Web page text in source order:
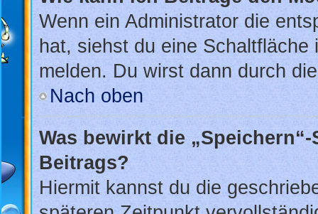
Wenn ein Administrator die
hat, siehst du eine
melden. Du wirst dann durch
Nach oben
Was bewirkt die
Beitrags?
Hiermit kannst du die